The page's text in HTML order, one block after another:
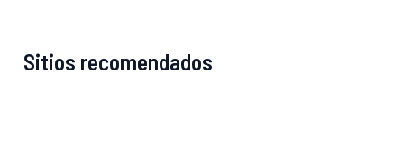
Sitios recomendados